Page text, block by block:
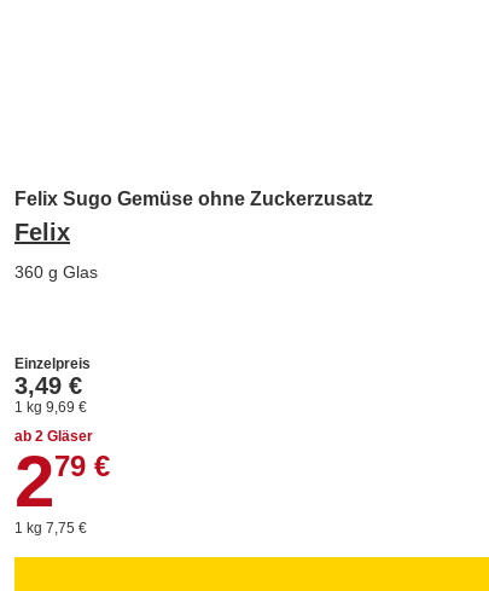
Felix Sugo Gemüse ohne Zuckerzusatz
Felix
360 g Glas
Einzelpreis
3,49 €
1 kg 9,69 €
ab 2 Gläser
2,79 €
279 €
1 kg 7,75 €